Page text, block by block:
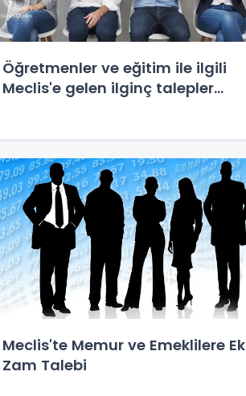
Öğretmenler ve eğitim ile ilgili
Meclis'e gelen ilginç talepler...
Meclis'te Memur ve Emeklilere Ek
Zam Talebi